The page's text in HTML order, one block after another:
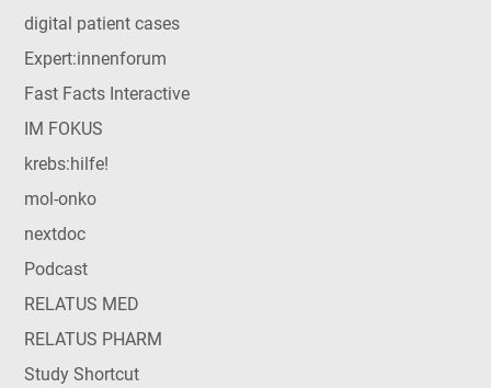
digital patient cases
Expert:innenforum
Fast Facts Interactive
IM FOKUS
krebs:hilfe!
mol-onko
nextdoc
Podcast
RELATUS MED
RELATUS PHARM
Study Shortcut